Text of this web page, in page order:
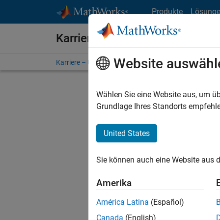
Produkte
Karriere bei MathWorks
Karriere – Übersicht Stellensuche
FILTER:
Stellen
Es
Region
Website
Wählen Sie eine Website aus, um
Grundlage Ihres Standorts
United States
Sie können auch eine Website aus
Amerika
América Latina (Español)
Canada (English)